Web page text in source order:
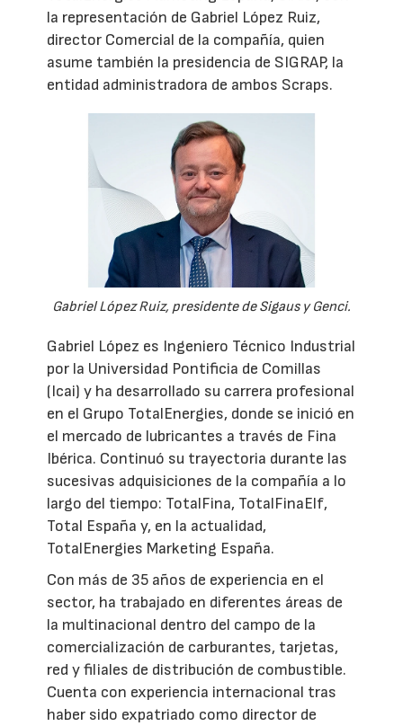
la representación de Gabriel López Ruiz,
director Comercial de la compañía, quien
asume también la presidencia de SIGRAP, la
entidad administradora de ambos Scraps.
Gabriel López Ruiz, presidente de Sigaus y Genci.
Gabriel López es Ingeniero Técnico Industrial
por la Universidad Pontificia de Comillas
(Icai) y ha desarrollado su carrera profesional
en el Grupo TotalEnergies, donde se inició en
el mercado de lubricantes a través de Fina
Ibérica. Continuó su trayectoria durante las
sucesivas adquisiciones de la compañía a lo
largo del tiempo: TotalFina, TotalFinaElf,
Total España y, en la actualidad,
TotalEnergies Marketing España.
Con más de 35 años de experiencia en el
sector, ha trabajado en diferentes áreas de
la multinacional dentro del campo de la
comercialización de carburantes, tarjetas,
red y filiales de distribución de combustible.
Cuenta con experiencia internacional tras
haber sido expatriado como director de